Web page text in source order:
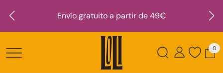
Envío gratuito a partir de 49€
0